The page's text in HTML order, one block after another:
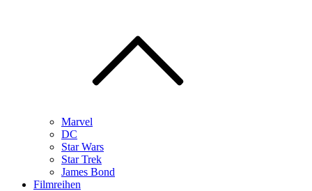
Marvel
DC
Star Wars
Star Trek
James Bond
Filmreihen